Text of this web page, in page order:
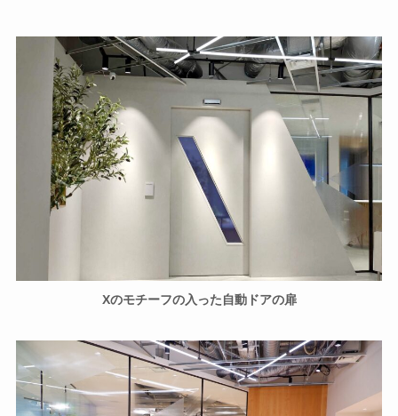
Xのモチーフの入った自動ドアの扉